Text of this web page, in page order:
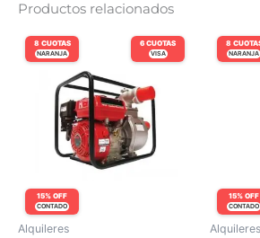
Productos relacionados
6 CUOTAS
VISA
8 CUOTAS
NARANJA
15% OFF
CONTADO
Alquileres
8
NARANJA
15% OFF
CONTADO
Alquileres